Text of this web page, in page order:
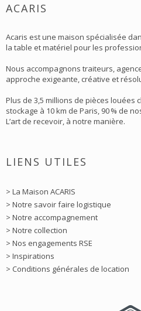
ACARIS
Acaris est une maison spécialisée
la table et matériel pour les
Nous accompagnons traiteurs,
approche exigeante, créative et
Plus de 3,5 millions de pièces louées
stockage à 10 km de Paris, 90 % de
L’art de recevoir, à notre manière.
LIENS UTILES
> La Maison ACARIS
> Notre savoir faire logistique
> Notre accompagnement
> Notre collection
> Nos engagements RSE
> Inspirations
> Conditions générales de location